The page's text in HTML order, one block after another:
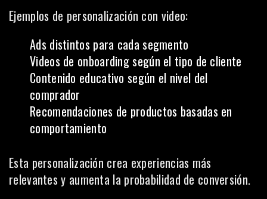
Ejemplos de personalización con video:
Ads distintos para cada segmento
Videos de onboarding según el tipo de cliente
Contenido educativo según el nivel del
comprador
Recomendaciones de productos basadas en
comportamiento
Esta personalización crea experiencias más
relevantes y aumenta la probabilidad de conversión.